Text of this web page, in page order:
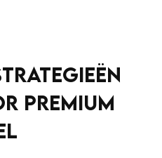
PREMIUM